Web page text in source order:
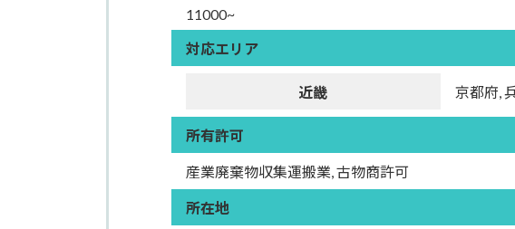
11000~
対応エリア
近畿 京都府,
所有許可
産業廃棄物収集運搬業, 古物商許可
所在地